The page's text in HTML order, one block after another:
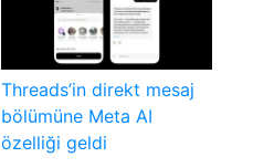
Threads’in direkt mesaj
bölümüne Meta AI
özelliği geldi